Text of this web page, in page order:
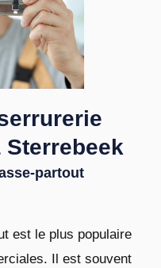
partout
est le plus populaire
Il est souvent